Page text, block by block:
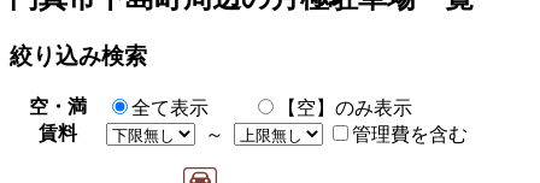
絞り込み検索
空・満 全て表示
【空】のみ表示
賃料
～ 管理費を含む